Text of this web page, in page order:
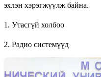
эхлэн хэрэгжүүлж байна.
1. Утасгүй холбоо
2. Радио системүүд